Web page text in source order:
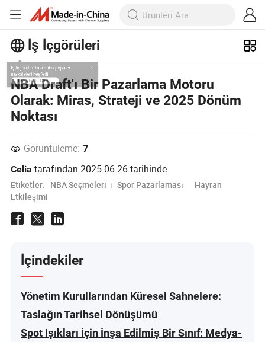
İş İçgörüleri
İş İçgörüleri'taki daha popüler
makaleleri keşfedin!
Daha Fazla Göster
NBA Draft'ı Bir Pazarlama Motoru
Olarak: Miras, Strateji ve 2025 Dönüm
Noktası
Görüntüleme: 7
Celia tarafından2025-06-26tarihinde
Etiketler: NBA Seçmeleri Spor Pazarlaması
Hayran
Etkileşimi
İçindekiler
Yönetim Kurullarından Küresel Sahnelere:
Taslağın Tarihsel Dönüşümü
Spot Işıkları İçin İnşa Edilmiş Bir Sınıf: Medya-